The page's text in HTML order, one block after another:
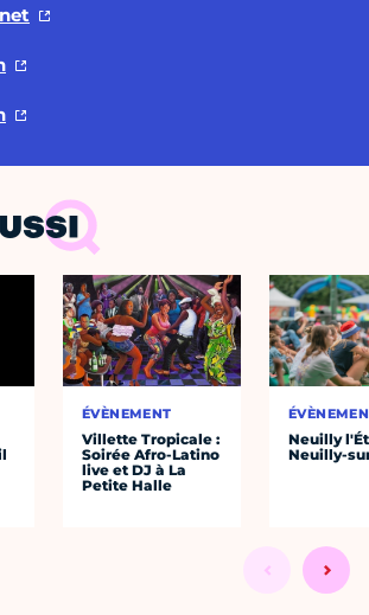
ÉVÈNEMENT
Villette Tropicale :
Soirée Afro-Latino
live et DJ à La
Petite Halle
Neuilly
Neuilly-